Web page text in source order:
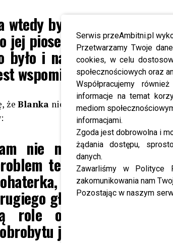
Serwis przeAmbitni.pl
Przetwarzamy Twoje
cookies, w celu
społecznościowych oraz
Współpracujemy
informacje na temat
mediom
informacjami.
Zgoda jest dobrowolna i
żądania dostępu,
danych.
Zawarliśmy w Polityce
zakomunikowania nam
Pozostając w naszym
wtedy byłam jej wielką
jej piosenek płakałam,
było i nawet nie
wspominać jej początki
żeBlanka nie widzi przeszkód, żeby
nie ma ról żeńskich.
tego filmu. Tam są
jej
głównego
role obsadzone…nie
jeżeli chodzi o role